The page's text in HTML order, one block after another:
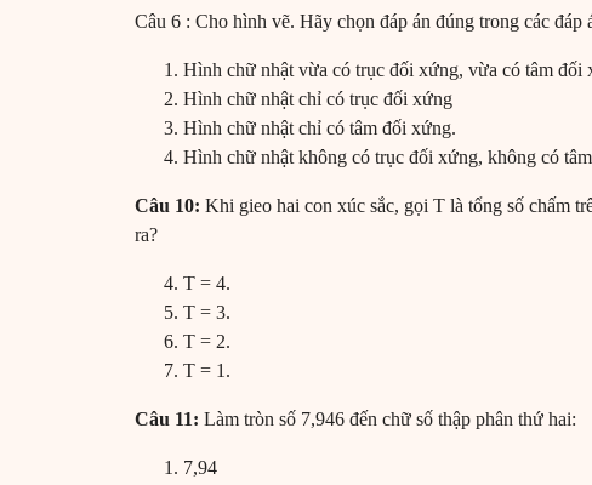
Câu 6 : Cho hình vẽ. Hãy chọn đáp án đúng trong các đáp
Hình chữ nhật vừa có trục đối xứng, vừa có tâm đối
Hình chữ nhật chỉ có trục đối xứng
Hình chữ nhật chỉ có tâm đối xứng.
Hình chữ nhật không có trục đối xứng, không có
Câu 10: Khi gieo hai con xúc sắc, gọi T là tổng số chấm
ra?
T = 4.
T = 3.
T = 2.
T = 1.
Câu 11: Làm tròn số 7,946 đến chữ số thập phân thứ hai:
7,94